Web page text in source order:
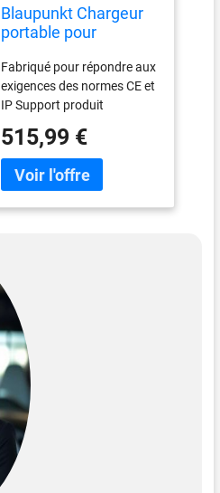
Blaupunkt Chargeur
portable pour
400 V Type 2
Fabriqué pour répondre aux
exigences des normes CE et
IP Support produit
finition
515,99 €